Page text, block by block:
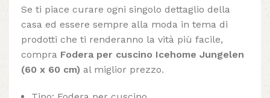
Se ti piace curare ogni singolo dettaglio della
casa ed essere sempre alla moda in tema di
prodotti che ti renderanno la vità più facile,
compra Fodera per cuscino Icehome Jungelen
(60 x 60 cm) al miglior prezzo.